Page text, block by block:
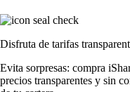
Disfruta de tarifas
Evita sorpresas: compra
precios transparentes y sin